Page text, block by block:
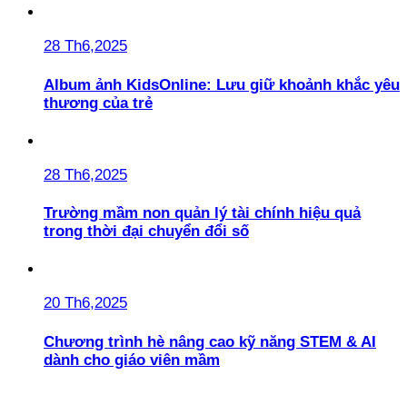
28 Th6,2025
Album ảnh KidsOnline: Lưu giữ khoảnh khắc yêu
thương của trẻ
28 Th6,2025
Trường mầm non quản lý tài chính hiệu quả
trong thời đại chuyển đổi số
20 Th6,2025
Chương trình hè nâng cao kỹ năng STEM & AI
dành cho giáo viên mầm